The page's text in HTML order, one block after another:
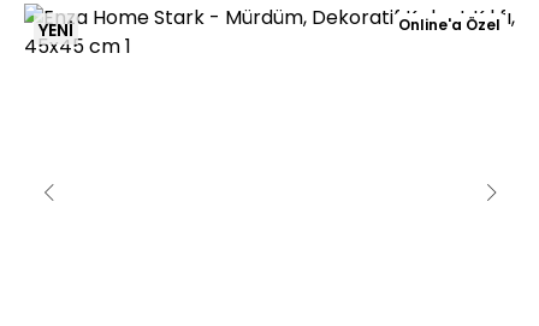
YENİ Online'a Özel